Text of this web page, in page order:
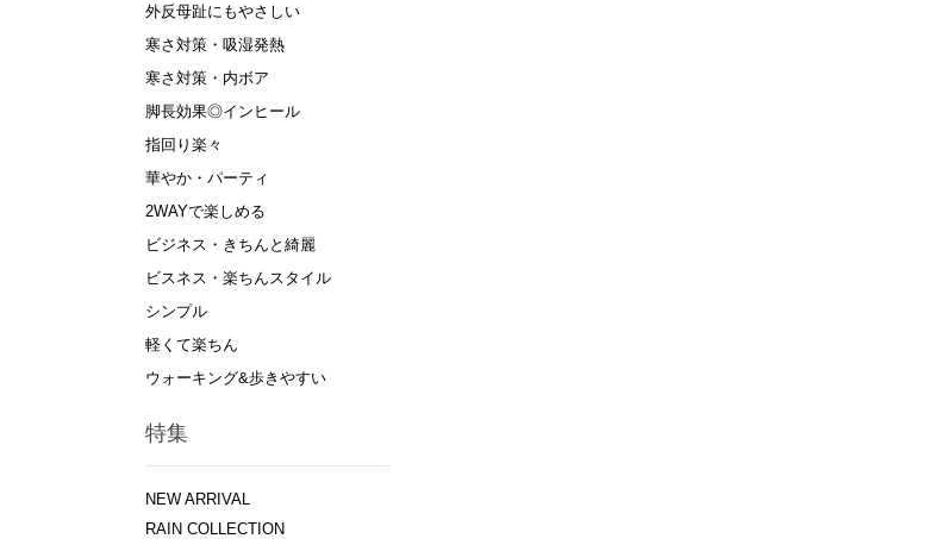
外反母趾にもやさしい
寒さ対策・吸湿発熱
寒さ対策・内ボア
脚長効果◎インヒール
指回り楽々
華やか・パーティ
2WAYで楽しめる
ビジネス・きちんと綺麗
ビスネス・楽ちんスタイル
シンプル
軽くて楽ちん
ウォーキング&歩きやすい
特集
NEW ARRIVAL
RAIN COLLECTION